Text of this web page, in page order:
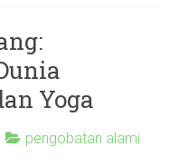
Yoga
pengobatan alami